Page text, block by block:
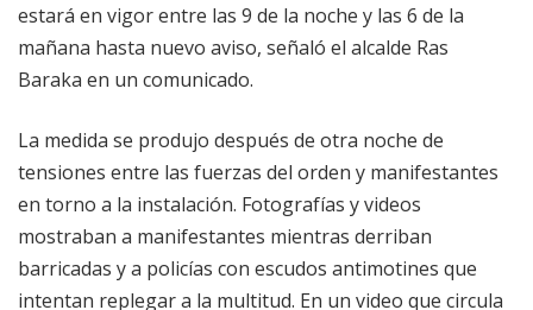
estará en vigor entre las 9 de la noche y las 6 de la
mañana hasta nuevo aviso, señaló el alcalde Ras
Baraka en un comunicado.
La medida se produjo después de otra noche de
tensiones entre las fuerzas del orden y manifestantes
en torno a la instalación. Fotografías y videos
mostraban a manifestantes mientras derriban
barricadas y a policías con escudos antimotines que
intentan replegar a la multitud. En un video que circula